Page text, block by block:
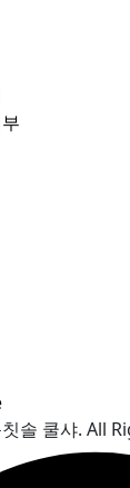
솔 쿨샤. All